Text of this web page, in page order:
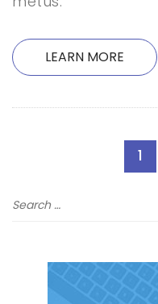
LEARN MORE
1